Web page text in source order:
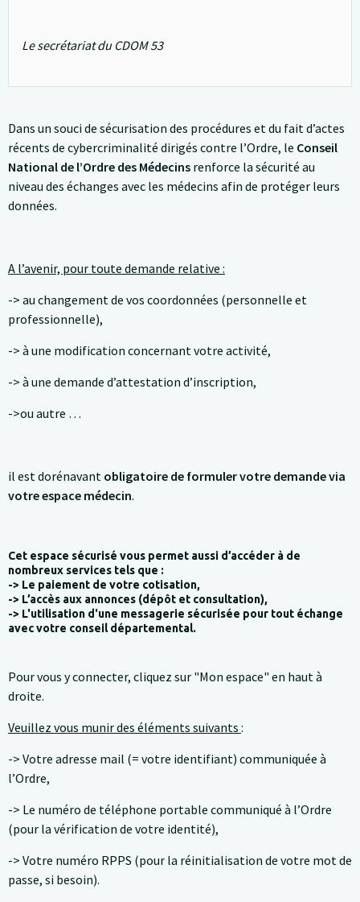
Le secrétariat du CDOM 53
Dans un souci de sécurisation des procédures et du fait d’actes
récents de cybercriminalité dirigés contre l’Ordre, le Conseil
National de l’Ordre des Médecins renforce la sécurité au
niveau des échanges avec les médecins afin de protéger leurs
données.
A l’avenir, pour toute demande relative :
-> au changement de vos coordonnées (personnelle et
professionnelle),
-> à une modification concernant votre activité,
-> à une demande d’attestation d’inscription,
->ou autre …
il est dorénavant obligatoire de formuler votre demande via
votre espace médecin.
Cet espace sécurisé vous permet aussi d’accéder à de
nombreux services tels que :
-> Le paiement de votre cotisation,
-> L’accès aux annonces (dépôt et consultation),
-> L'utilisation d'une messagerie sécurisée pour tout échange
avec votre conseil départemental.
Pour vous y connecter, cliquez sur "Mon espace" en haut à
droite.
Veuillez vous munir des éléments suivants :
-> Votre adresse mail (= votre identifiant) communiquée à
l’Ordre,
-> Le numéro de téléphone portable communiqué à l’Ordre
(pour la vérification de votre identité),
-> Votre numéro RPPS (pour la réinitialisation de votre mot de
passe, si besoin).